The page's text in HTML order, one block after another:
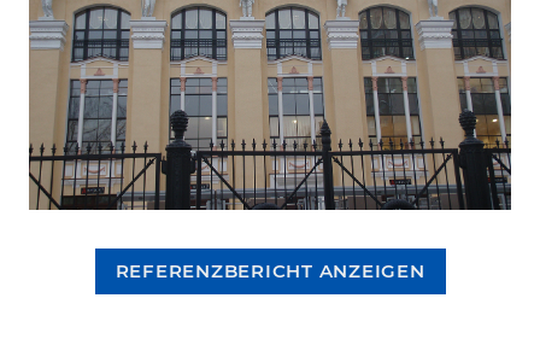
REFERENZBERICHT ANZEIGEN